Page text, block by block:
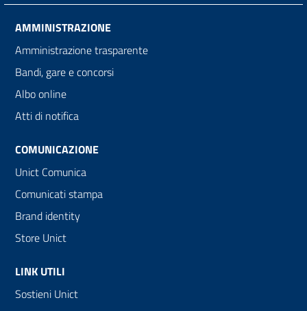
AMMINISTRAZIONE
Amministrazione trasparente
Bandi, gare e concorsi
Albo online
Atti di notifica
COMUNICAZIONE
Unict Comunica
Comunicati stampa
Brand identity
Store Unict
LINK UTILI
Sostieni Unict